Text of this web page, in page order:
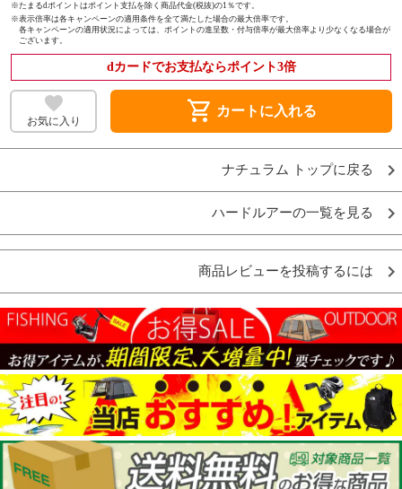
※たまるdポイントはポイント支払を除く商品代金(税抜)の1％です。
※表示倍率は各キャンペーンの適用条件を全て満たした場合の最大倍率です。
各キャンペーンの適用状況によっては、ポイントの進呈数・付与倍率が最大倍率より少なくなる場合が
ございます。
dカードでお支払ならポイント3倍
お気に入り shopping_cart カートに入れる
ナチュラム トップに戻る
ハードルアーの一覧を見る
商品レビューを投稿するには